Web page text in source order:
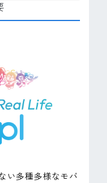
い多種多様なモバ